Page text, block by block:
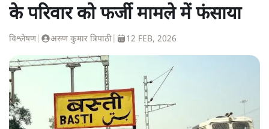
के परिवार को फर्जी मामले में फंसाया
विश्लेषण| अरुण कुमार त्रिपाठी 12 FEB, 2026